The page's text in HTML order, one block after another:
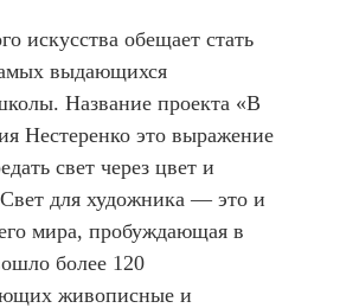
искусства обещает стать
выдающихся
Название проекта «В
Нестеренко это выражение
свет через цвет и
для художника — это и
мира, пробуждающая в
более 120
живописные и